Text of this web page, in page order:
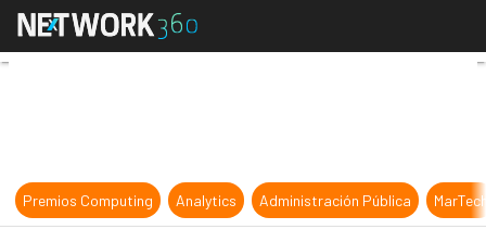
Fujitsu refuerza su área de
Premios Computing Analytics Administración Pública